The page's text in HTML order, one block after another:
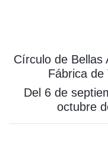
Círculo de Bellas
Fábrica de
Del 6 de
octubre